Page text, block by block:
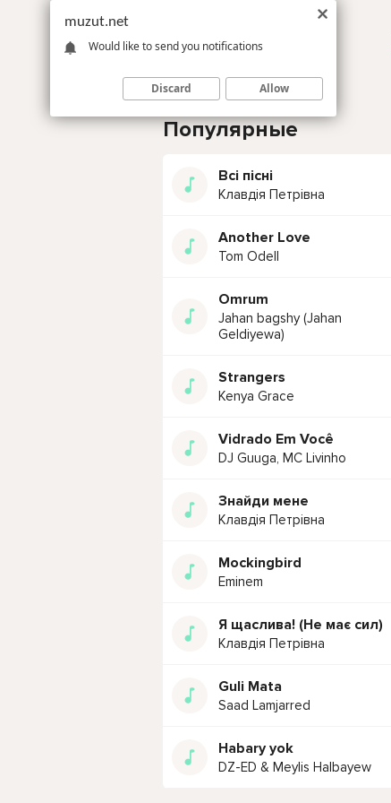
Популярные
Всі пісні
Клавдія Петрівна
Another Love
Tom Odell
Omrum
Jahan bagshy (Jahan
Geldiyewa)
Strangers
Kenya Grace
Vidrado Em Você
DJ Guuga, MC Livinho
Знайди мене
Клавдія Петрівна
Mockingbird
Eminem
Я щаслива! (Не має сил)
Клавдія Петрівна
Guli Mata
Saad Lamjarred
Habary yok
DZ-ED & Meylis Halbayew
muzut.net
Would like to send you notifications
Discard Allow